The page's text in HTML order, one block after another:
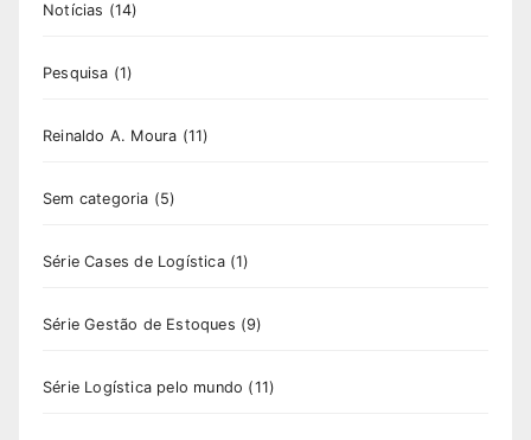
Notícias (14)
Pesquisa (1)
Reinaldo A. Moura (11)
Sem categoria (5)
Série Cases de Logística(1)
Série Gestão de Estoques (9)
Série Logística pelo mundo (11)